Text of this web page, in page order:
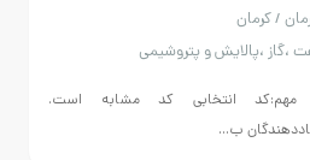
مطابق اسناد استعلام
کد مشابه است)
و پتروشیمی
انتخابی کد مشابه است.
ب...